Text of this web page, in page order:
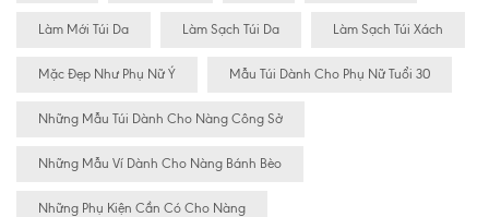
Làm Mới Túi Da Làm Sạch Túi Da Làm Sạch Túi Xách
Mặc Đẹp Như Phụ Nữ Ý Mẫu Túi Dành Cho Phụ Nữ Tuổi 30
Những Mẫu Túi Dành Cho Nàng Công Sở
Những Mẫu Ví Dành Cho Nàng Bánh Bèo
Những Phụ Kiện Cần Có Cho Nàng